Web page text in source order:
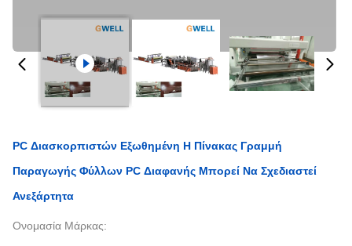
PC Διασκορπιστών Εξωθημένη Η Πίνακας Γραμμή
Παραγωγής Φύλλων PC Διαφανής Μπορεί Να Σχεδιαστεί
Ανεξάρτητα
Ονομασία Μάρκας: